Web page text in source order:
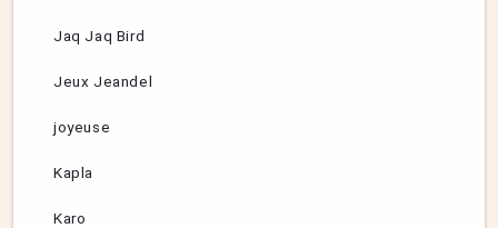
Jaq Jaq Bird
Jeux Jeandel
joyeuse
Kapla
Karo